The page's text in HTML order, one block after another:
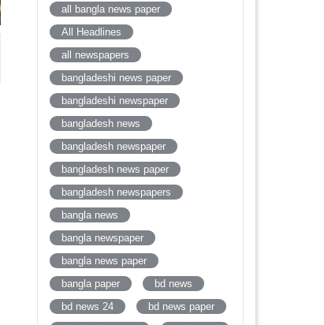
all bangla news paper
All Headlines
all newspapers
bangladeshi news paper
bangladeshi newspaper
bangladesh news
bangladesh newspaper
bangladesh news paper
bangladesh newspapers
bangla news
bangla newspaper
bangla news paper
bangla paper
bd news
bd news 24
bd news paper